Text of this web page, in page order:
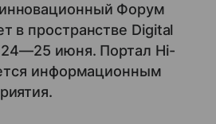
Форум
в пространстве Digital
июня. Портал Hi-
информационным